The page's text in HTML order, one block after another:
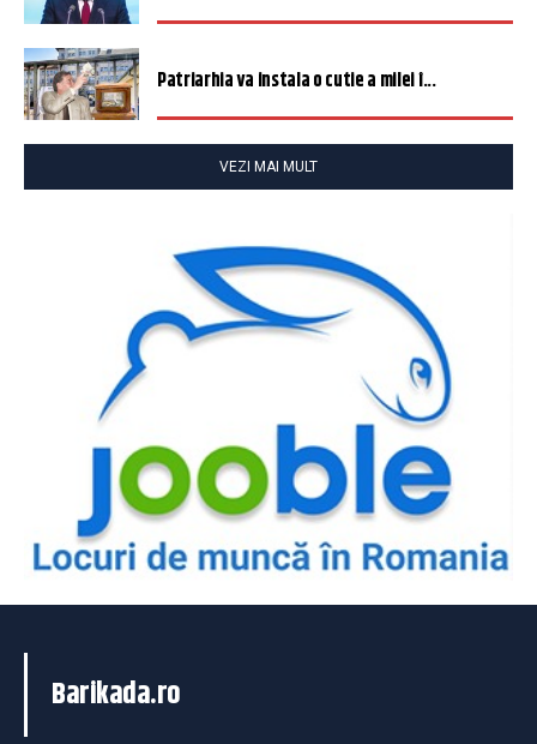
Patriarhia va instala o cutie a milei î...
VEZI MAI MULT
Barikada.ro